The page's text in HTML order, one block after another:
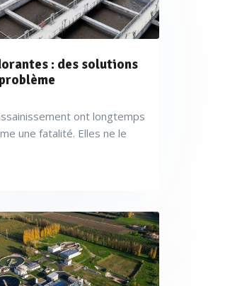
: des solutions
ont longtemps
une fatalité. Elles ne le